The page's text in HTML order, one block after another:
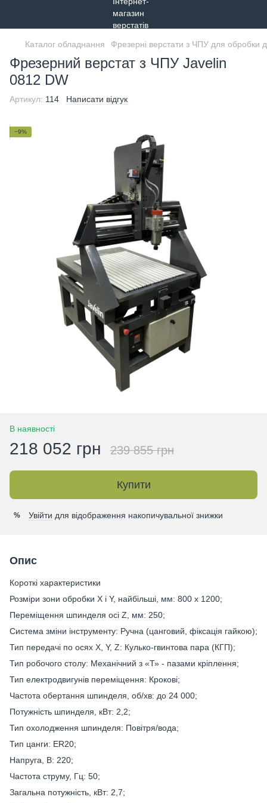
Каталог обладнання Фрезерні верстати з ЧПУ для обробки
Фрезерний верстат з ЧПУ Javelin
0812 DW
Артикул: 114 Написати відгук
−9%
В наявності
218 052 грн 239 855 грн
Купити
% Увійти для відображення накопичувальної знижки
Опис
Короткі характеристики
Розміри зони обробки X і Y, найбільші, мм: 800 х 1200;
Переміщення шпинделя осі Z, мм: 250;
Система зміни інструменту: Ручна (цанговий, фіксація гайкою);
Тип передачі по осях X, Y, Z: Кулько-гвинтова пара (КГП);
Тип робочого столу: Механічний з «Т» - пазами кріплення;
Тип електродвигунів переміщення: Крокові;
Частота обертання шпинделя, об/хв: до 24 000;
Потужність шпинделя, кВт: 2,2;
Тип охолодження шпинделя: Повітря/вода;
Тип цанги: ER20;
Напруга, В: 220;
Частота струму, Гц: 50;
Загальна потужність, кВт: 2,7;